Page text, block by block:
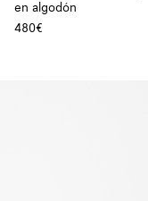
en algodón
480€